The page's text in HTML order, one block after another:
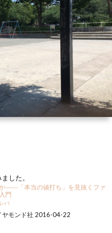
ナ
ー・
演
した。
――「本当の値打ち」を見抜くファ
門
バ
ヤモンド社 2016-04-22